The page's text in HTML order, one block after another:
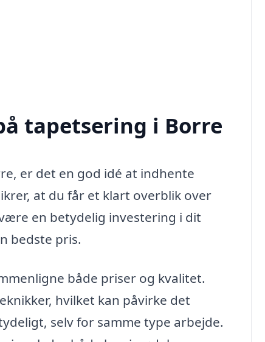
tapetsering i Borre
er det en god idé at indhente
at du får et klart overblik over
en betydelig investering i dit
bedste pris.
både priser og kvalitet.
hvilket kan påvirke det
selv for samme type arbejde.